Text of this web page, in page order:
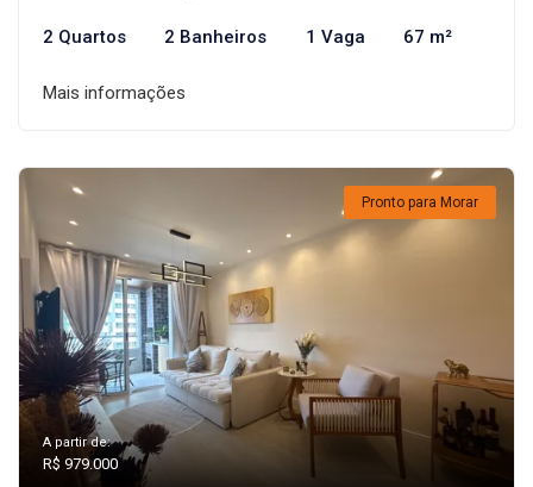
2 Quartos 2 Banheiros 1 Vaga 67 m²
Mais informações
Pronto para Morar
A partir de:
R$ 979.000